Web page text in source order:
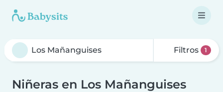
Filtros 1
Niñeras en Los Mañanguises